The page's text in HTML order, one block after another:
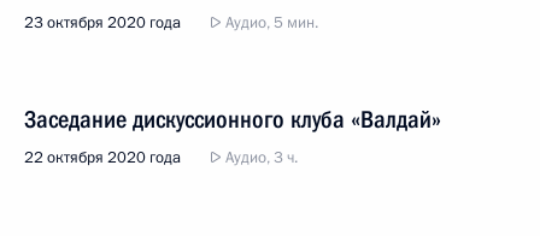
23 октября 2020 года Аудио, 5 мин.
Заседание дискуссионного клуба «Валдай»
22 октября 2020 года Аудио, 3 ч.